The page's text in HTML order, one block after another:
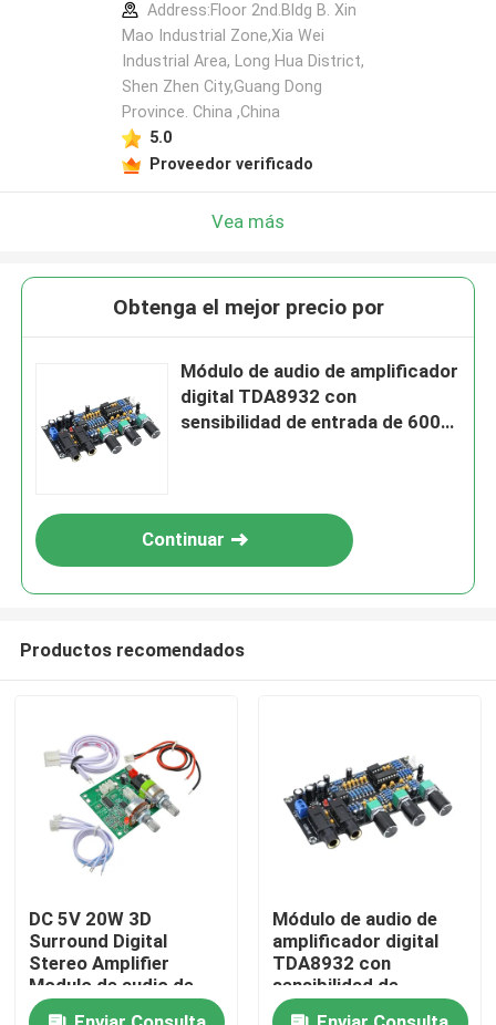
En casa.
Productos
Sobre nosotros
Address:Floor 2nd.Bldg B. Xin
Mao Industrial Zone,Xia Wei
Industrial Area, Long Hua District,
Shen Zhen City,Guang Dong
Province. China ,China
5.0
Proveedor verificado
Vea más
Obtenga el mejor precio por
Módulo de audio de amplificador
digital TDA8932 con
sensibilidad de entrada de 600
Continuar
Productos recomendados
DC 5V 20W 3D
Surround Digital
Stereo Amplifier
Modulo de audio de
clase D Junta de
Módulo de audio de
amplificador digital
TDA8932 con
sensibilidad de
entrada de 600 mV